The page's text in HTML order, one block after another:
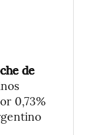
de
0,73%